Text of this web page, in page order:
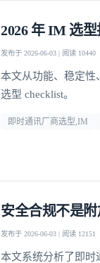
2026 年 IM 选
发布于 2026-06-03 | 阅读 10440
本文从功能、稳定性
选型 checklist。
即时通讯厂商选型,IM
安全合规不是
发布于 2026-06-03 | 阅读 12151
本文系统分析了即时